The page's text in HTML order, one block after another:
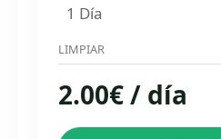
LIMPIAR
2.00€/ día